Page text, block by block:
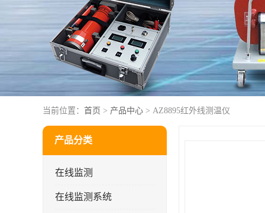
当前位置： 首页 > 产品中心 > AZ8895红外线测温仪
产品分类
在线监测
在线监测系统